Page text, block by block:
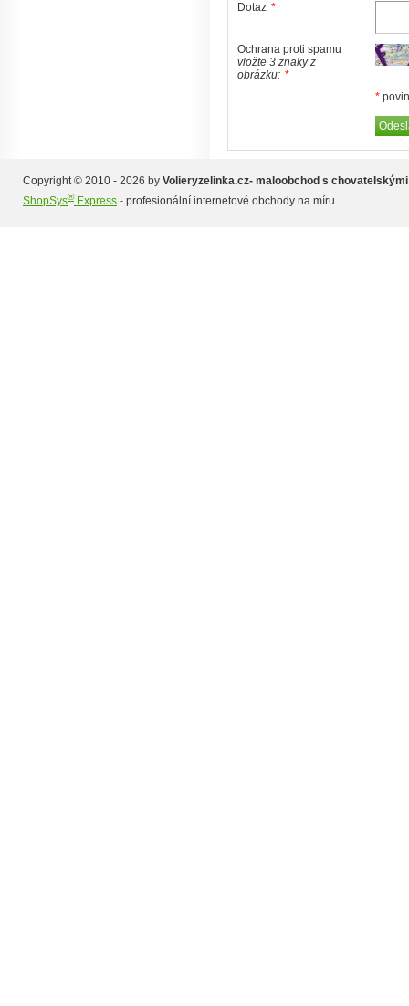
Dotaz *
Ochrana proti spamu
vložte 3 znaky z
obrázku: *
*
Copyright © 2010 - 2026 by Volieryzelinka.cz- maloobchod s
ShopSys®Express - profesionální internetové obchody na míru